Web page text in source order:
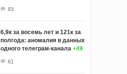
83
6,9к за восемь лет и 121к за
полгода: аномалия в данных
одного телеграм-канала +49
61